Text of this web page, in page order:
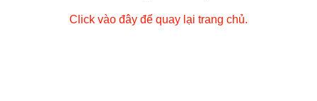
Click vào đây để quay lại trang chủ.